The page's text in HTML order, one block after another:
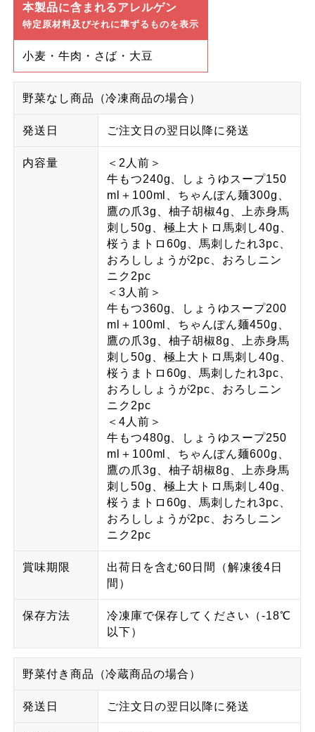
本製品に含まれるアレルゲン
特定原材料及びそれに準ずるものを表示
小麦・牛肉・さば・大豆
野菜なし商品（冷凍商品の場合）
発送日 ご注文日の翌日以降に発送
内容量
＜2人前＞
牛もつ240g、しょうゆスープ150
ml＋100ml、ちゃんぽん麺300g、
鷹の爪3g、柚子胡椒4g、上赤身馬
刺し50g、極上大トロ馬刺し40g、
桜うまトロ60g、馬刺したれ3pc、
おろししょうが2pc、おろしニン
ニク2pc
＜3人前＞
牛もつ360g、しょうゆスープ200
ml＋100ml、ちゃんぽん麺450g、
鷹の爪3g、柚子胡椒8g、上赤身馬
刺し50g、極上大トロ馬刺し40g、
桜うまトロ60g、馬刺したれ3pc、
おろししょうが2pc、おろしニン
ニク2pc
＜4人前＞
牛もつ480g、しょうゆスープ250
ml＋100ml、ちゃんぽん麺600g、
鷹の爪3g、柚子胡椒8g、上赤身馬
刺し50g、極上大トロ馬刺し40g、
桜うまトロ60g、馬刺したれ3pc、
おろししょうが2pc、おろしニン
ニク2pc
賞味期限
出荷日を含む60日間（解凍後4日
間）
保存方法
冷凍庫で保存してください（-18℃
以下）
野菜付き商品（冷蔵商品の場合）
発送日 ご注文日の翌日以降に発送